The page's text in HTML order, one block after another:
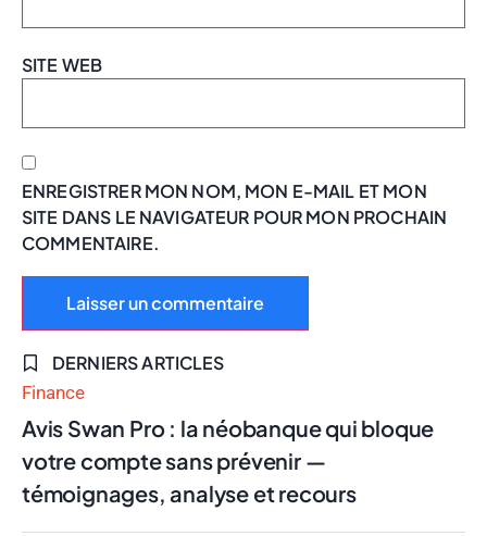
SITE WEB
ENREGISTRER MON NOM, MON E-MAIL ET MON
SITE DANS LE NAVIGATEUR POUR MON PROCHAIN
COMMENTAIRE.
DERNIERS ARTICLES
Finance
Avis Swan Pro : la néobanque qui bloque
votre compte sans prévenir —
témoignages, analyse et recours